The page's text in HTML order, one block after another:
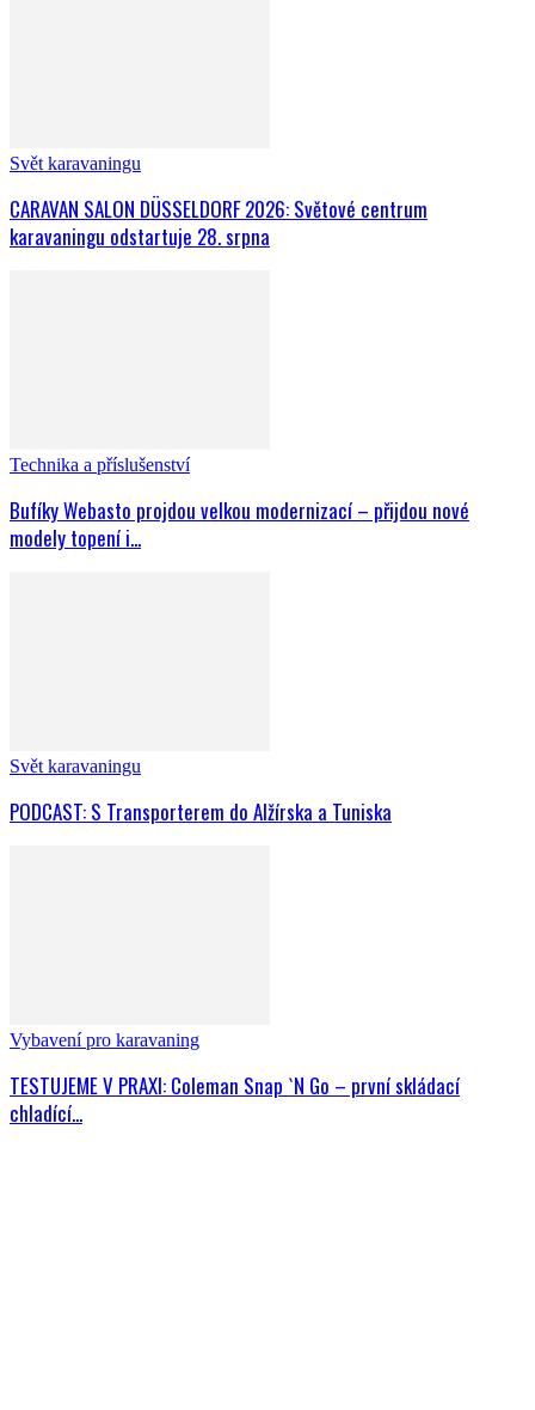
Svět karavaningu
CARAVAN SALON DÜSSELDORF 2026: Světové centrum
karavaningu odstartuje 28. srpna
Technika a příslušenství
Bufíky Webasto projdou velkou modernizací – přijdou nové
modely topení i...
Svět karavaningu
PODCAST: S Transporterem do Alžírska a Tuniska
Vybavení pro karavaning
TESTUJEME V PRAXI: Coleman Snap `N Go – první skládací
chladící...